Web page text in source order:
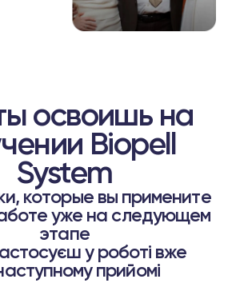
освоишь на
Biopell
System
которые вы примените
уже на следующем
этапе
у роботі вже
прийомі